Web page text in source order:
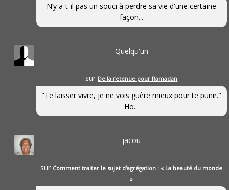
N’y a-t-il pas un souci à perdre sa vie d'une certaine
façon...
Quelqu'un
sur De la retenue pour Ramadan
"Te laisser vivre, je ne vois guère mieux pour te punir."
Ho...
jacou
sur Comment traiter le sujet d’agrégation : « La beauté du monde
»